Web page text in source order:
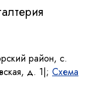
район, с.
д. 1|; Схема